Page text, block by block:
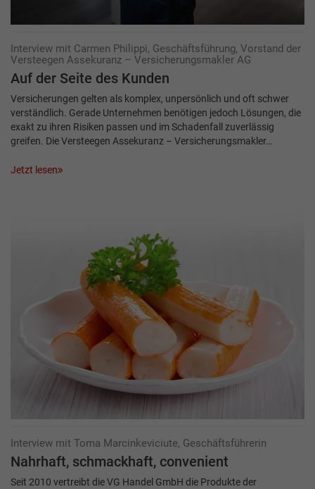
Interview mit Carmen Philippi, Geschäftsführung, Vorstand der
Versteegen Assekuranz – Versicherungsmakler AG
Auf der Seite des Kunden
Versicherungen gelten als komplex, unpersönlich und oft schwer
verständlich. Gerade Unternehmen benötigen jedoch Lösungen, die
exakt zu ihren Risiken passen und im Schadenfall zuverlässig
greifen. Die Versteegen Assekuranz – Versicherungsmakler…
Jetzt lesen
Interview mit Toma Marcinkeviciute, Geschäftsführerin
Nahrhaft, schmackhaft, convenient
Seit 2010 vertreibt die VG Handel GmbH die Produkte der